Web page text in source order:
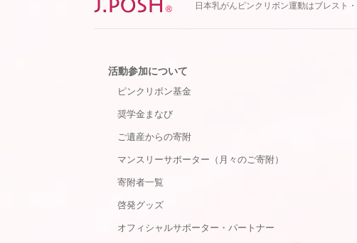
日本乳がんピンクリボン運動はブレスト
活動参加について
ピンクリボン基金
奨学金まなび
ご遺産からの寄附
マンスリーサポーター（月々のご寄附）
寄附者一覧
啓発グッズ
オフィシャルサポーター・パートナー